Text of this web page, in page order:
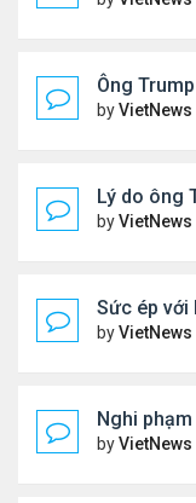
Ông
byVietNews
Lý do ông
byVietNews
Sức ép với
byVietNews
Nghi
byVietNews